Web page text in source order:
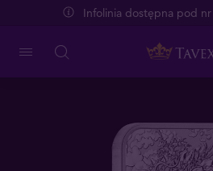
Infolinia dostępna pod